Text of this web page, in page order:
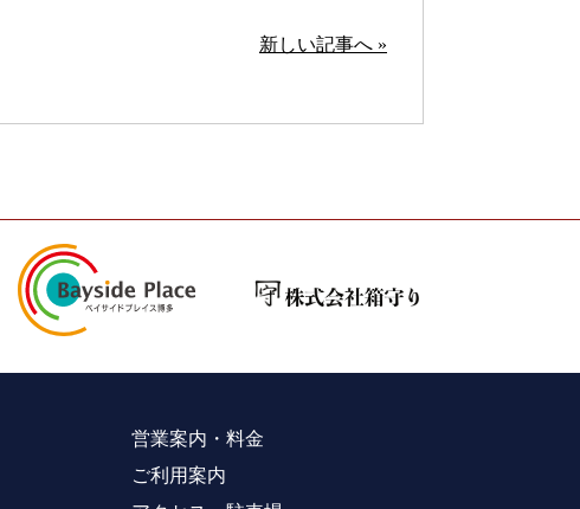
新しい記事へ »
営業案内・料金
ご利用案内